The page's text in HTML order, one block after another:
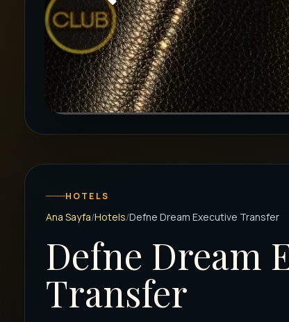
HOTELS
Ana Sayfa Hotels Defne Dream Executive Transfer
Defne Dream
Transfer